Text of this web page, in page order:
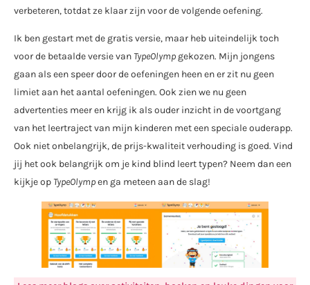
verbeteren, totdat ze klaar zijn voor de volgende oefening.
Ik ben gestart met de gratis versie, maar heb uiteindelijk toch
voor de betaalde versie van TypeOlympgekozen. Mijn jongens
gaan als een speer door de oefeningen heen en er zit nu geen
limiet aan het aantal oefeningen. Ook zien we nu geen
advertenties meer en krijg ik als ouder inzicht in de voortgang
van het leertraject van mijn kinderen met een speciale ouderapp.
Ook niet onbelangrijk, de prijs-kwaliteit verhouding is goed. Vind
jij het ook belangrijk om je kind blind leert typen? Neem dan een
kijkje op TypeOlympen ga meteen aan de slag!